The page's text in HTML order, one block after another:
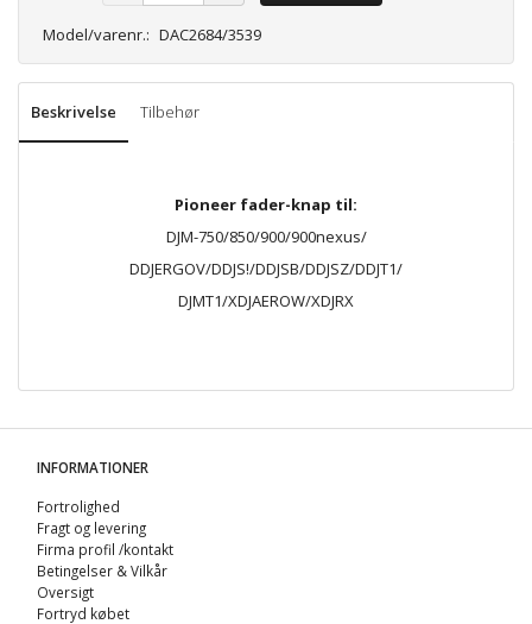
Model/varenr.: DAC2684/3539
Beskrivelse Tilbehør
Pioneer fader-knap til:
DJM-750/850/900/900nexus/
DDJERGOV/DDJS!/DDJSB/DDJSZ/DDJT1/
DJMT1/XDJAEROW/XDJRX
INFORMATIONER
Fortrolighed
Fragt og levering
Firma profil /kontakt
Betingelser & Vilkår
Oversigt
Fortryd købet